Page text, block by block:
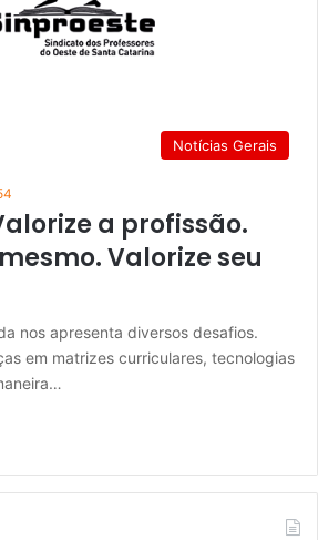
Notícias Gerais
a profissão.
Valorize seu
nos apresenta diversos desafios.
em matrizes curriculares, tecnologias